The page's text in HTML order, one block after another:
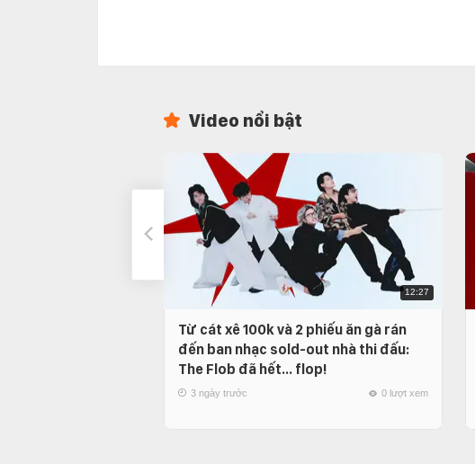
Video nổi bật
12:27
Từ cát xê 100k và 2 phiếu ăn gà rán
đến ban nhạc sold-out nhà thi đấu:
The Flob đã hết… flop!
3 ngày trước 0 lượt xem